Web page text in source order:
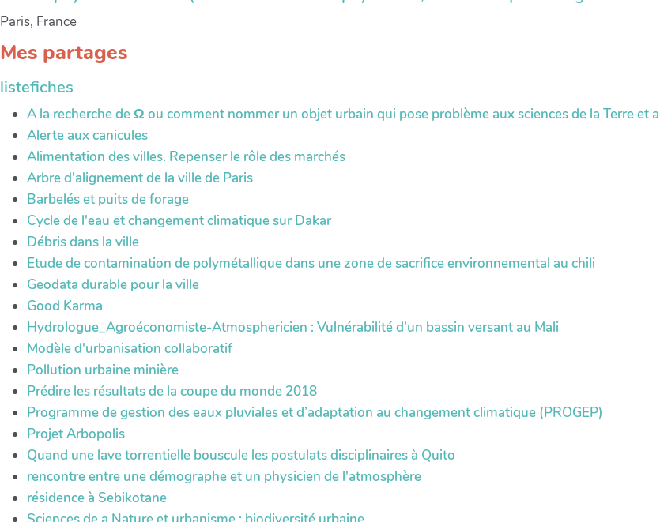
Paris, France
Mes partages
listefiches
A la recherche de Ω ou comment nommer un objet urbain qui pose problème aux sciences de la Terre et
Alerte aux canicules
Alimentation des villes. Repenser le rôle des marchés
Arbre d'alignement de la ville de Paris
Barbelés et puits de forage
Cycle de l'eau et changement climatique sur Dakar
Débris dans la ville
Etude de contamination de polymétallique dans une zone de sacrifice environnemental au chili
Geodata durable pour la ville
Good Karma
Hydrologue_Agroéconomiste-Atmosphericien : Vulnérabilité d'un bassin versant au Mali
Modèle d'urbanisation collaboratif
Pollution urbaine minière
Prédire les résultats de la coupe du monde 2018
Programme de gestion des eaux pluviales et d’adaptation au changement climatique (PROGEP)
Projet Arbopolis
Quand une lave torrentielle bouscule les postulats disciplinaires à Quito
rencontre entre une démographe et un physicien de l'atmosphère
résidence à Sebikotane